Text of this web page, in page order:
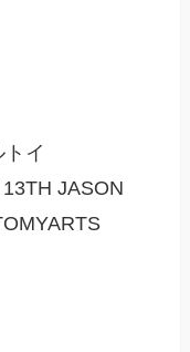
イ
JASON